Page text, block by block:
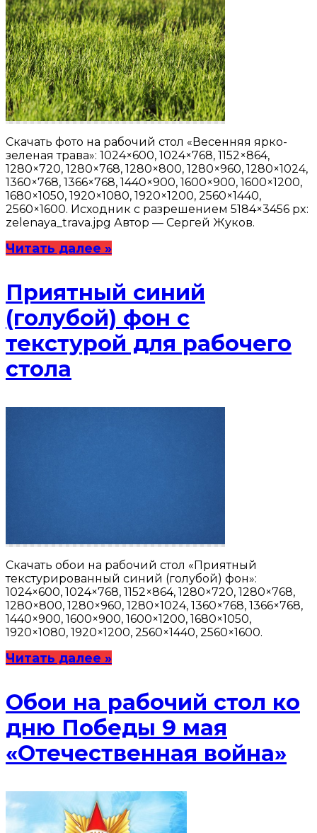
Скачать фото на рабочий стол «Весенняя ярко-
зеленая трава»: 1024×600, 1024×768, 1152×864,
1280×720, 1280×768, 1280×800, 1280×960, 1280×1024,
1360×768, 1366×768, 1440×900, 1600×900, 1600×1200,
1680×1050, 1920×1080, 1920×1200, 2560×1440,
2560×1600. Исходник с разрешением 5184×3456 px:
zelenaya_trava.jpg Автор — Сергей Жуков.
Читать далее »
Приятный синий
(голубой) фон с
текстурой для рабочего
стола
Скачать обои на рабочий стол «Приятный
текстурированный синий (голубой) фон»:
1024×600, 1024×768, 1152×864, 1280×720, 1280×768,
1280×800, 1280×960, 1280×1024, 1360×768, 1366×768,
1440×900, 1600×900, 1600×1200, 1680×1050,
1920×1080, 1920×1200, 2560×1440, 2560×1600.
Читать далее »
Обои на рабочий стол ко
дню Победы 9 мая
«Отечественная война»